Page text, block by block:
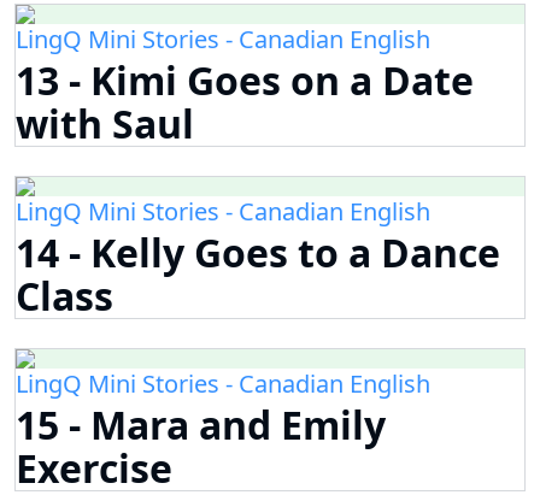
LingQ Mini Stories - Canadian English
13 - Kimi Goes on a Date
with Saul
LingQ Mini Stories - Canadian English
14 - Kelly Goes to a Dance
Class
LingQ Mini Stories - Canadian English
15 - Mara and Emily
Exercise